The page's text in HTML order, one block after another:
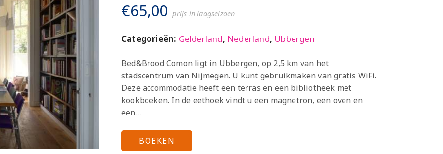
€65,00 prijs in laagseizoen
Categorieën: Gelderland, Nederland, Ubbergen
Bed&Brood Comon ligt in Ubbergen, op 2,5 km van het
stadscentrum van Nijmegen. U kunt gebruikmaken van gratis WiFi.
Deze accommodatie heeft een terras en een bibliotheek met
kookboeken. In de eethoek vindt u een magnetron, een oven en
een…
BOEKEN